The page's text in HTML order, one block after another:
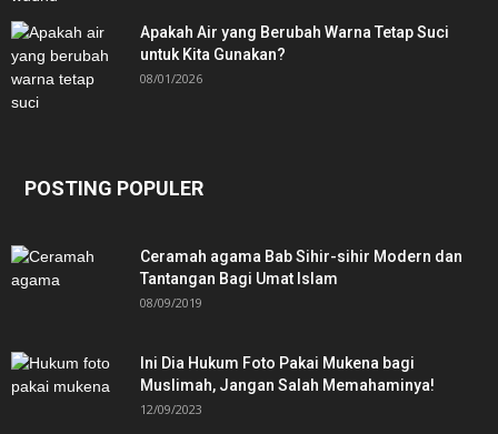
Apakah Air yang Berubah Warna Tetap Suci
untuk Kita Gunakan?
08/01/2026
POSTING POPULER
Ceramah agama Bab Sihir-sihir Modern dan
Tantangan Bagi Umat Islam
08/09/2019
Ini Dia Hukum Foto Pakai Mukena bagi
Muslimah, Jangan Salah Memahaminya!
12/09/2023